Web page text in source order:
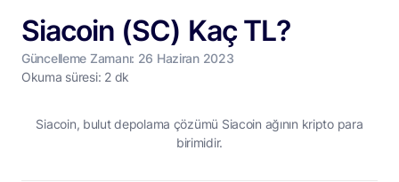
Siacoin (SC) Kaç TL?
Güncelleme Zamanı: 26 Haziran 2023
Okuma süresi: 2 dk
Siacoin, bulut depolama çözümü Siacoin ağının kripto para
birimidir.